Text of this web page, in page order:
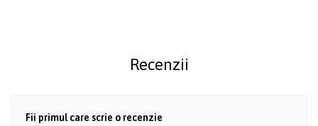
Recenzii
Fii primul care scrie o recenzie